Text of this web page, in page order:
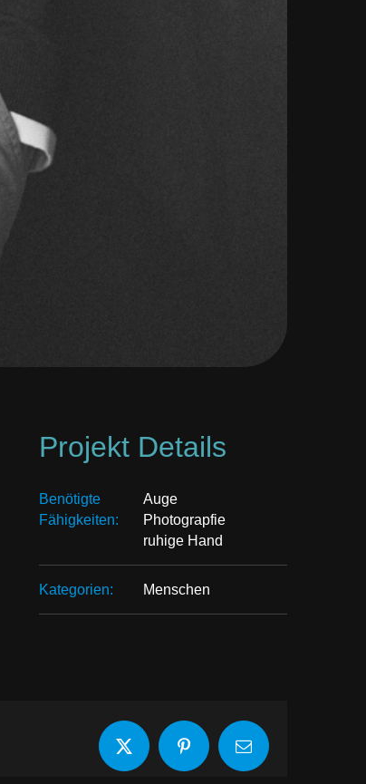
Projekt Details
Benötigte
Fähigkeiten:
Auge
Photograpfie
ruhige Hand
Kategorien: Menschen
X PinterestE-
Mail